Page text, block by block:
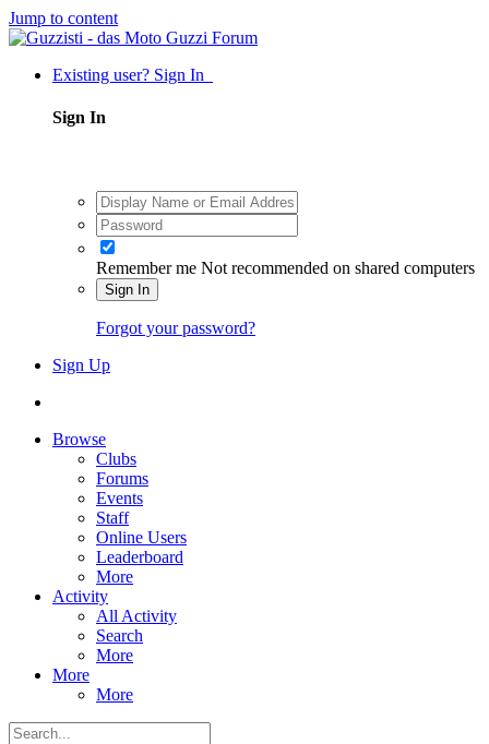
Jump to content
Existing user? Sign In
Sign In
Remember me Not recommended on shared computers
Sign In
Forgot your password?
Sign Up
Browse
Clubs
Forums
Events
Staff
Online Users
Leaderboard
More
Activity
All Activity
Search
More
More
More